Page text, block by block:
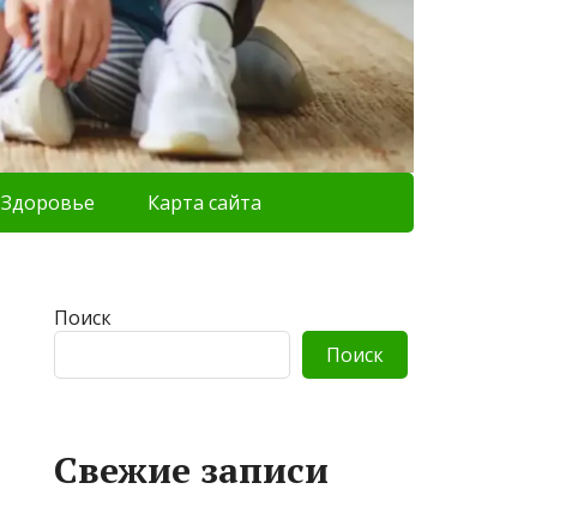
Здоровье Карта сайта
Поиск
Поиск
Свежие записи